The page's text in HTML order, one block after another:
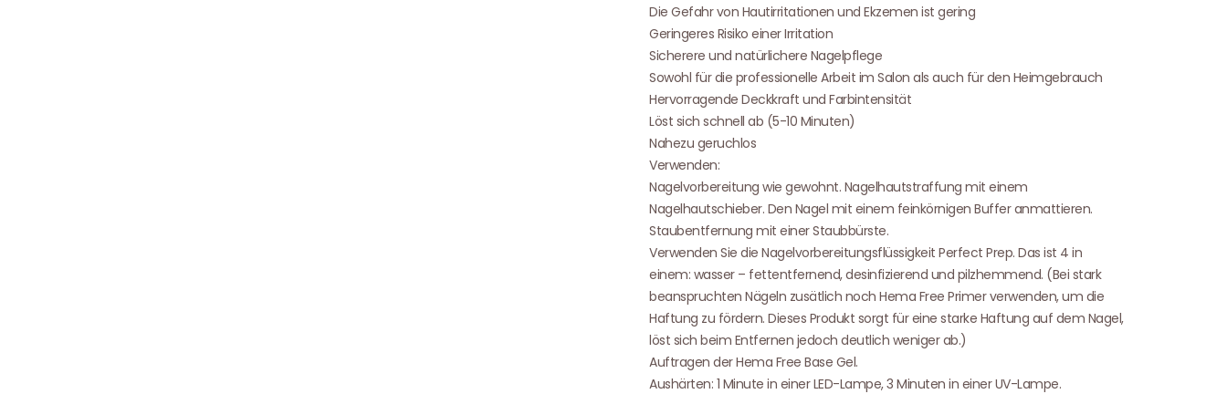
Die Gefahr von Hautirritationen und Ekzemen ist gering
Geringeres Risiko einer Irritation
Sicherere und natürlichere Nagelpflege
Sowohl für die professionelle Arbeit im Salon als auch für den Heimgebrauch
Hervorragende Deckkraft und Farbintensität
Löst sich schnell ab (5-10 Minuten)
Nahezu geruchlos
Verwenden:
Nagelvorbereitung wie gewohnt. Nagelhautstraffung mit einem
Nagelhautschieber. Den Nagel mit einem feinkörnigen Buffer anmattieren.
Staubentfernung mit einer Staubbürste.
Verwenden Sie die Nagelvorbereitungsflüssigkeit Perfect Prep. Das ist 4 in
einem: wasser – fettentfernend, desinfizierend und pilzhemmend. (Bei stark
beanspruchten Nägeln zusätlich noch Hema Free Primer verwenden, um die
Haftung zu fördern. Dieses Produkt sorgt für eine starke Haftung auf dem Nagel,
löst sich beim Entfernen jedoch deutlich weniger ab.)
Auftragen der Hema Free Base Gel.
Aushärten: 1 Minute in einer LED-Lampe, 3 Minuten in einer UV-Lampe.